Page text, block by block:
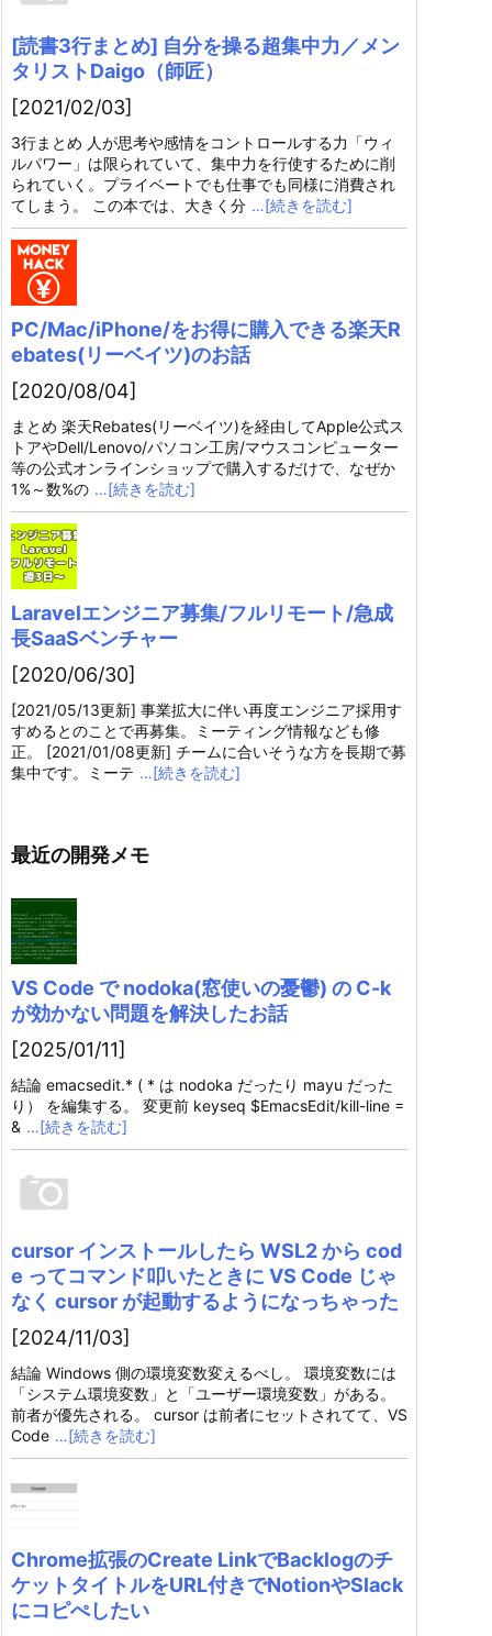
[読書3行まとめ] 自分を操る超集中力／メン
タリストDaigo（師匠）
[2021/02/03]
3行まとめ 人が思考や感情をコントロールする力「ウィ
ルパワー」は限られていて、集中力を行使するために削
られていく。プライベートでも仕事でも同様に消費され
てしまう。 この本では、大きく分 …[続きを読む]
PC/Mac/iPhone/をお得に購入できる楽天R
ebates(リーベイツ)のお話
[2020/08/04]
まとめ 楽天Rebates(リーベイツ)を経由してApple公式ス
トアやDell/Lenovo/パソコン工房/マウスコンピューター
等の公式オンラインショップで購入するだけで、なぜか
1%～数%の …[続きを読む]
Laravelエンジニア募集/フルリモート/急成
長SaaSベンチャー
[2020/06/30]
[2021/05/13更新] 事業拡大に伴い再度エンジニア採用す
すめるとのことで再募集。ミーティング情報なども修
正。 [2021/01/08更新] チームに合いそうな方を長期で募
集中です。ミーテ …[続きを読む]
最近の開発メモ
VS Code で nodoka(窓使いの憂鬱) の C-k
が効かない問題を解決したお話
[2025/01/11]
結論 emacsedit.* ( * は nodoka だったり mayu だった
り） を編集する。 変更前 keyseq $EmacsEdit/kill-line =
& …[続きを読む]
cursor インストールしたら WSL2 から cod
e ってコマンド叩いたときに VS Code じゃ
なく cursor が起動するようになっちゃった
[2024/11/03]
結論 Windows 側の環境変数変えるべし。 環境変数には
「システム環境変数」と「ユーザー環境変数」がある。
前者が優先される。 cursor は前者にセットされてて、VS
Code …[続きを読む]
Chrome拡張のCreate LinkでBacklogのチ
ケットタイトルをURL付きでNotionやSlack
にコピぺしたい